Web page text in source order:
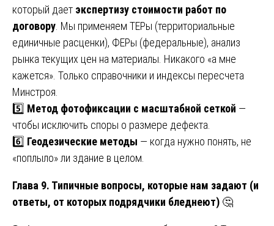
который дает экспертизу стоимости работ по
договору . Мы применяем ТЕРы (территориальные
единичные расценки), ФЕРы (федеральные), анализ
рынка текущих цен на материалы. Никакого «а мне
кажется». Только справочники и индексы пересчета
Минстроя.
5️⃣ Метод фотофиксации с масштабной сеткой —
чтобы исключить споры о размере дефекта.
6️⃣ Геодезические методы — когда нужно понять, не
«поплыло» ли здание в целом.
Глава 9. Типичные вопросы, которые нам задают (и
ответы, от которых подрядчики бледнеют) 🤔